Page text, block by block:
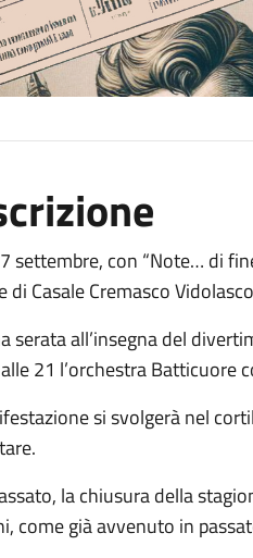
settembre, con “Note… di
di Casale Cremasco
serata all’insegna del
21 l’orchestra Batticuore
si svolgerà nel
la chiusura della
come già avvenuto in